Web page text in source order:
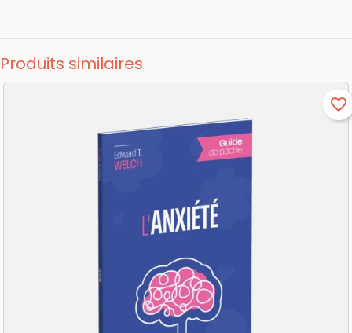
Produits similaires
favorite_border